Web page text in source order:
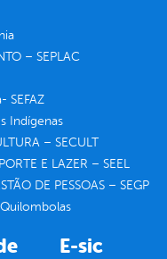
– SEPLAC
SEFAZ
Indígenas
– SECULT
E LAZER – SEEL
DE PESSOAS – SEGP
E-sic